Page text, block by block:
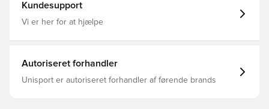
Kundesupport
Vi er her for at hjælpe
Autoriseret forhandler
Unisport er autoriseret forhandler af førende brands